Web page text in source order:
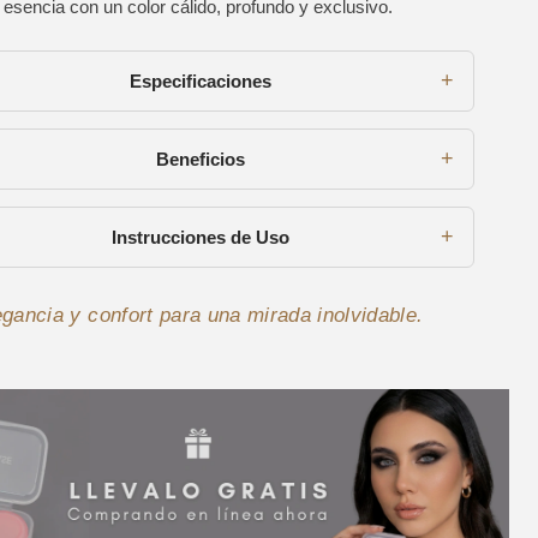
esencia con un color cálido, profundo y exclusivo.
Especificaciones +
Beneficios +
Instrucciones de Uso +
y confort para una mirada inolvidable.